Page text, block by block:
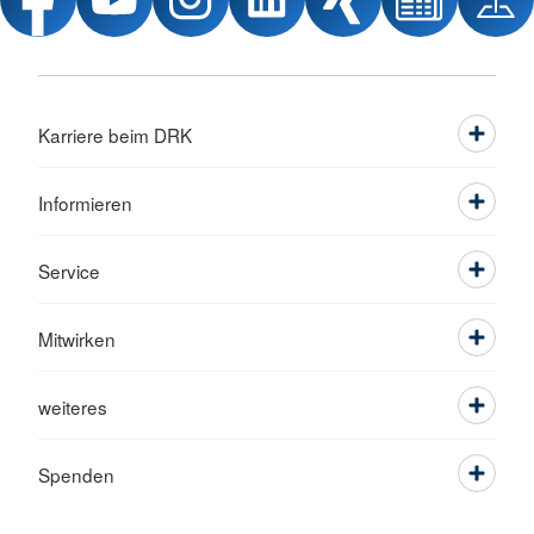
Karriere beim DRK
Informieren
Service
Mitwirken
weiteres
Spenden